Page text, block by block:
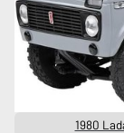
1980